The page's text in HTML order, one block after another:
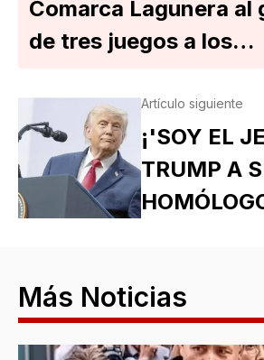
Comarca Lagunera al
de tres juegos a los…
Artículo siguiente
¡'SOY EL
TRUMP A
Más Noticias